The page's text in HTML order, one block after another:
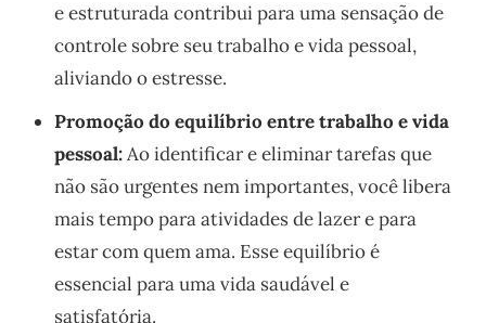
e estruturada contribui para uma sensação de
controle sobre seu trabalho e vida pessoal,
aliviando o estresse.
Promoção do equilíbrio entre trabalho e vida
pessoal:Ao identificar e eliminar tarefas que
não são urgentes nem importantes, você libera
mais tempo para atividades de lazer e para
estar com quem ama. Esse equilíbrio é
essencial para uma vida saudável e
satisfatória.